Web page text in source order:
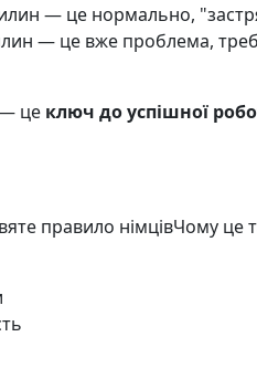
— це нормально,
— це вже проблема,
— це ключ до успішної
правило німцівЧому це